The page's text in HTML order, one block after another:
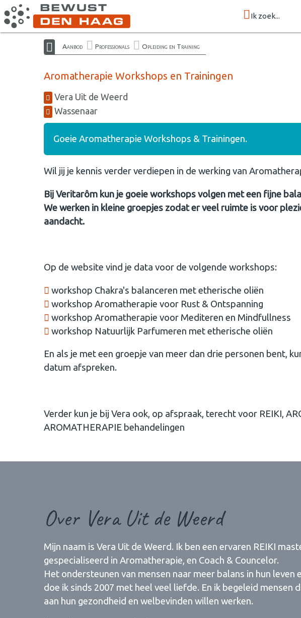
Ik zoek...
Aanbod Professionals Opleiding en Training
Aromatherapie Workshops en Trainingen
Vera Uit de Weerd
Wassenaar
Goeie Aromatherapie Workshops & Trainingen.
Wil jij je kennis verder verdiepen in de werking van
Bij Veritarôm kun je goeie workshops volgen met een fijne
We werken in kleine groepjes zodat er veel ruimte is voor
aandacht.
Op de website vind je data voor de volgende workshops:
workshop Chakra's balanceren met etherische oliën
workshop Aromatherapie voor Rust & Ontspanning
workshop Aromatherapie voor Mediteren en Mindfullness
workshop Natuurlijk Parfumeren met etherische oliën
En als je met een groepje van meer dan drie personen bent,
datum afspreken.
Verder kun je bij Vera ook, op afspraak, terecht voor REIKI,
AROMATHERAPIE behandelingen
Over Vera Uit de Weerd
Mijn naam is Vera Uit de Weerd. Ik ben een ervaren REIKI
gespecialiseerd in Aromatherapie, en Coach & Councelor.
Het ondersteunen van mensen naar meer balans in hun leven
doe ik sinds 2007 met heel veel liefde. En ik begeleid mensen
aan hun gezondheid en welbevinden willen werken.